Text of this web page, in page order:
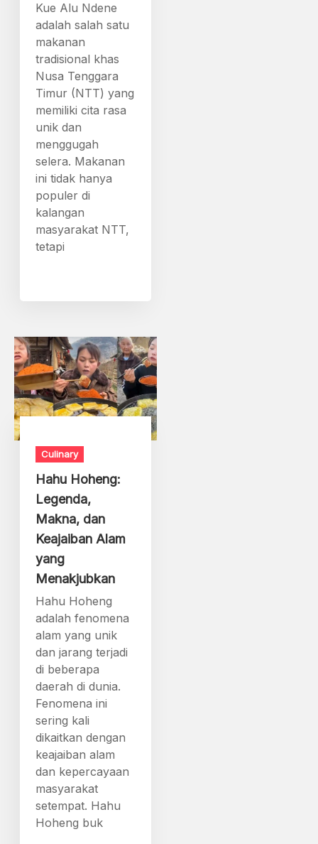
Kue Alu Ndene
adalah salah satu
makanan
tradisional khas
Nusa Tenggara
Timur (NTT) yang
memiliki cita rasa
unik dan
menggugah
selera. Makanan
ini tidak hanya
populer di
kalangan
masyarakat NTT,
tetapi
Culinary
Hahu Hoheng:
Legenda,
Makna, dan
Keajaiban Alam
yang
Menakjubkan
Hahu Hoheng
adalah fenomena
alam yang unik
dan jarang terjadi
di beberapa
daerah di dunia.
Fenomena ini
sering kali
dikaitkan dengan
keajaiban alam
dan kepercayaan
masyarakat
setempat. Hahu
Hoheng buk